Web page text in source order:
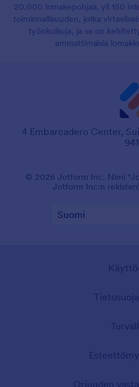
20,000 lomakepohjaa, yli 150
toiminnallisuuden, jotka
työnkulkuja, ja se on
ammattimaisia
4 Embarcadero Center,
© 2026 Jotform Inc. Nimi
Jotform Inc:n
Orjuuden